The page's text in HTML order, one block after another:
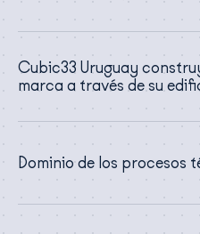
Cubic33 Uruguay
marca a través de su
Dominio de los procesos